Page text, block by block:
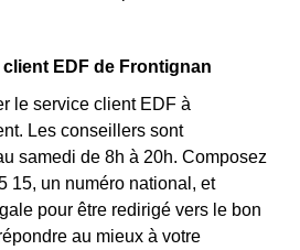
EDF de Frontignan
le service client EDF à
Les conseillers sont
samedi de 8h à 20h. Composez
15, un numéro national, et
pour être redirigé vers le bon
au mieux à votre